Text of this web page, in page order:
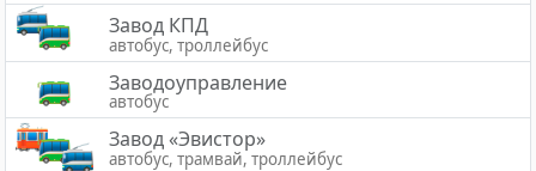
Завод КПД
автобус, троллейбус
Заводоуправление
автобус
Завод «Эвистор»
автобус, трамвай, троллейбус